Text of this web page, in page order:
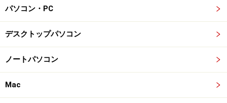
パソコン・PC
デスクトップパソコン
ノートパソコン
Mac